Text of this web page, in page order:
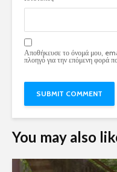
Αποθήκευσε το όνομά μου,
πλοηγό για την επόμενη φορά
You may also